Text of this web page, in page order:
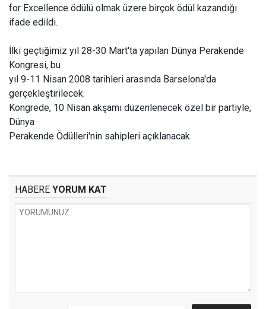
for Excellence ödülü olmak üzere birçok ödül kazandığı
ifade edildi.
İlki geçtiğimiz yıl 28-30 Mart'ta yapılan Dünya Perakende
Kongresi, bu
yıl 9-11 Nisan 2008 tarihleri arasında Barselona'da
gerçekleştirilecek.
Kongrede, 10 Nisan akşamı düzenlenecek özel bir partiyle,
Dünya
Perakende Ödülleri'nin sahipleri açıklanacak.
HABERE YORUM KAT